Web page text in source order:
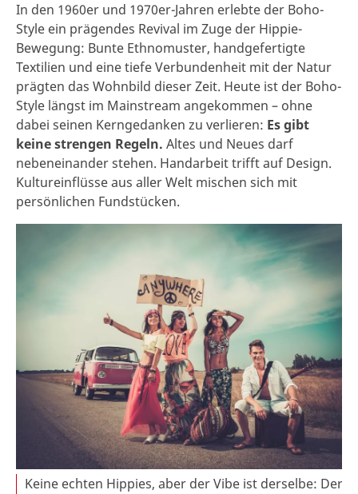
In den 1960er und 1970er-Jahren erlebte der Boho-
Style ein prägendes Revival im Zuge der Hippie-
Bewegung: Bunte Ethnomuster, handgefertigte
Textilien und eine tiefe Verbundenheit mit der Natur
prägten das Wohnbild dieser Zeit. Heute ist der Boho-
Style längst im Mainstream angekommen – ohne
dabei seinen Kerngedanken zu verlieren: Es gibt
keine strengen Regeln. Altes und Neues darf
nebeneinander stehen. Handarbeit trifft auf Design.
Kultureinflüsse aus aller Welt mischen sich mit
persönlichen Fundstücken.
Keine echten Hippies, aber der Vibe ist derselbe: Der